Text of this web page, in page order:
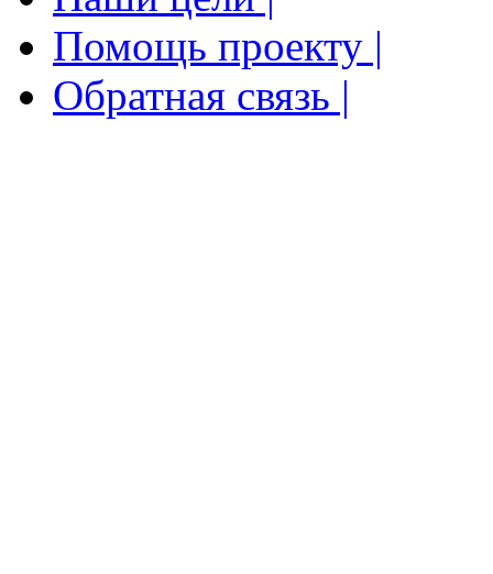
Помощь проекту |
Обратная связь |